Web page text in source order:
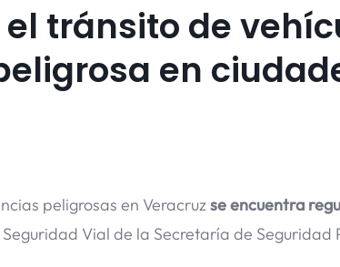
tránsito de
en
peligrosas en Veracruzse encuentra
Vial de la Secretaría de Seguridad